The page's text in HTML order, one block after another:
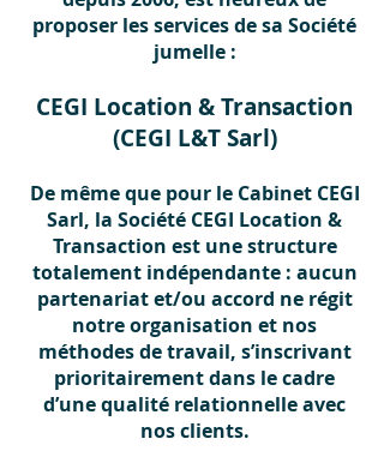
proposer les services de sa Société
jumelle :
CEGI Location & Transaction
(CEGI L&T Sarl)
De même que pour le Cabinet CEGI
Sarl, la Société CEGI Location &
Transaction est une structure
totalement indépendante : aucun
partenariat et/ou accord ne régit
notre organisation et nos
méthodes de travail, s’inscrivant
prioritairement dans le cadre
d’une qualité relationnelle avec
nos clients.